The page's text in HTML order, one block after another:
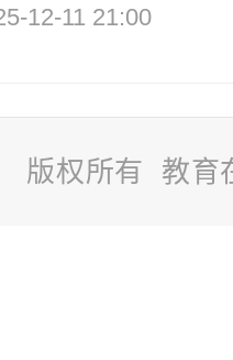
12-11 21:00
版权所有 教育